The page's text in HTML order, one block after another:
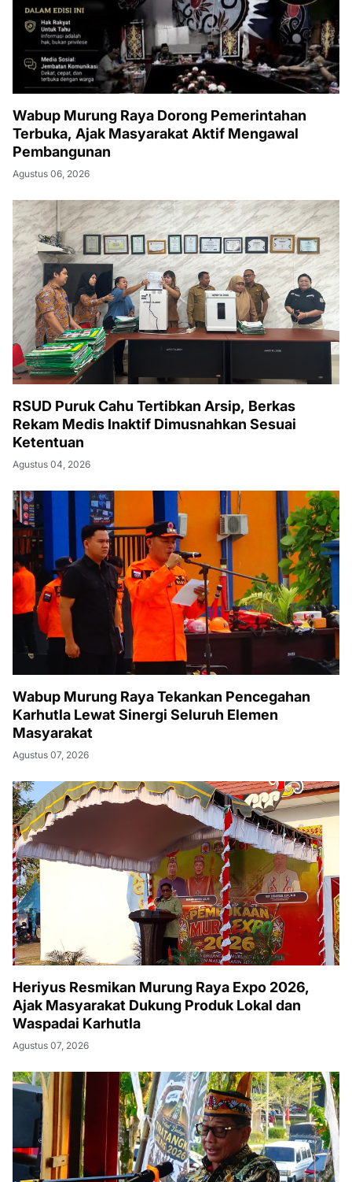
Wabup Murung Raya Dorong Pemerintahan
Terbuka, Ajak Masyarakat Aktif Mengawal
Pembangunan
Agustus 06, 2026
RSUD Puruk Cahu Tertibkan Arsip, Berkas
Rekam Medis Inaktif Dimusnahkan Sesuai
Ketentuan
Agustus 04, 2026
Wabup Murung Raya Tekankan Pencegahan
Karhutla Lewat Sinergi Seluruh Elemen
Masyarakat
Agustus 07, 2026
Heriyus Resmikan Murung Raya Expo 2026,
Ajak Masyarakat Dukung Produk Lokal dan
Waspadai Karhutla
Agustus 07, 2026